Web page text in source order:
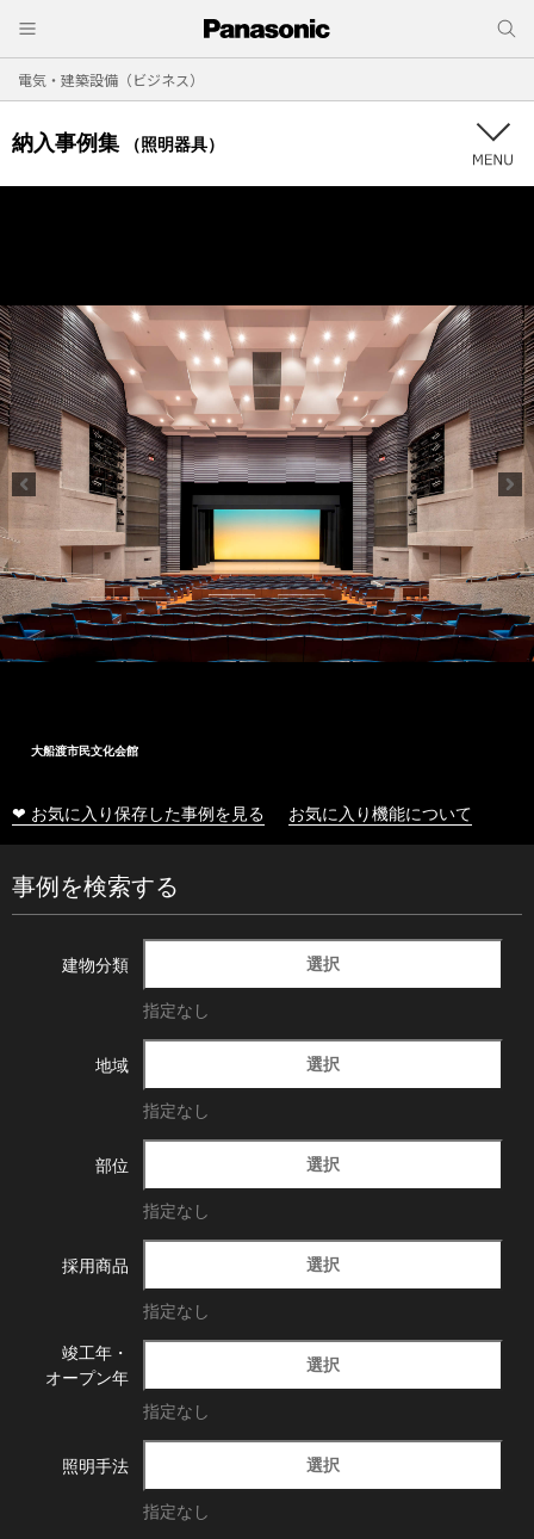
電気・建築設備（ビジネス）
納入事例集 （照明器具）
大船渡市民文化会館
❤ お気に入り保存した事例を見る お気に入り機能について
事例を検索する
建物分類 選択
指定なし
地域 選択
指定なし
部位 選択
指定なし
採用商品 選択
指定なし
竣工年・
オープン年
選択
指定なし
照明手法 選択
指定なし